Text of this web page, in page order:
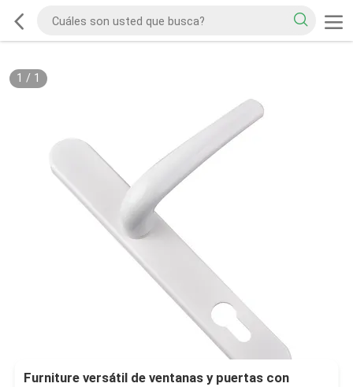
1 / 1
Furniture versátil de ventanas y puertas con